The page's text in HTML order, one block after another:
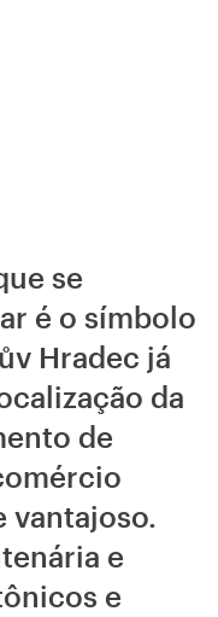
se
é o símbolo
Hradec já
da
de
vantajoso.
e
e